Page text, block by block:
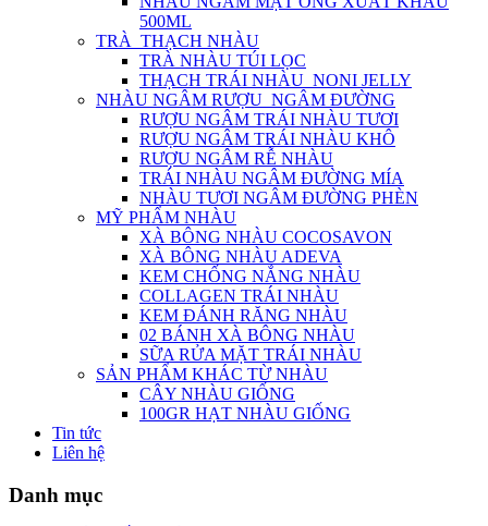
500ML
TRÀ_THẠCH NHÀU
TRÀ NHÀU TÚI LỌC
THẠCH TRÁI NHÀU_NONI JELLY
NHÀU NGÂM RƯỢU_NGÂM ĐƯỜNG
RƯỢU NGÂM TRÁI NHÀU TƯƠI
RƯỢU NGÂM TRÁI NHÀU KHÔ
RƯỢU NGÂM RỄ NHÀU
TRÁI NHÀU NGÂM ĐƯỜNG MÍA
NHÀU TƯƠI NGÂM ĐƯỜNG PHÈN
MỸ PHẨM NHÀU
XÀ BÔNG NHÀU COCOSAVON
XÀ BÔNG NHÀU ADEVA
KEM CHỐNG NẮNG NHÀU
COLLAGEN TRÁI NHÀU
KEM ĐÁNH RĂNG NHÀU
02 BÁNH XÀ BÔNG NHÀU
SỮA RỬA MẶT TRÁI NHÀU
SẢN PHẨM KHÁC TỪ NHÀU
CÂY NHÀU GIỐNG
100GR HẠT NHÀU GIỐNG
Tin tức
Liên hệ
Danh mục